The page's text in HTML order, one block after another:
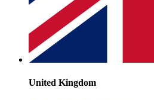
United Kingdom